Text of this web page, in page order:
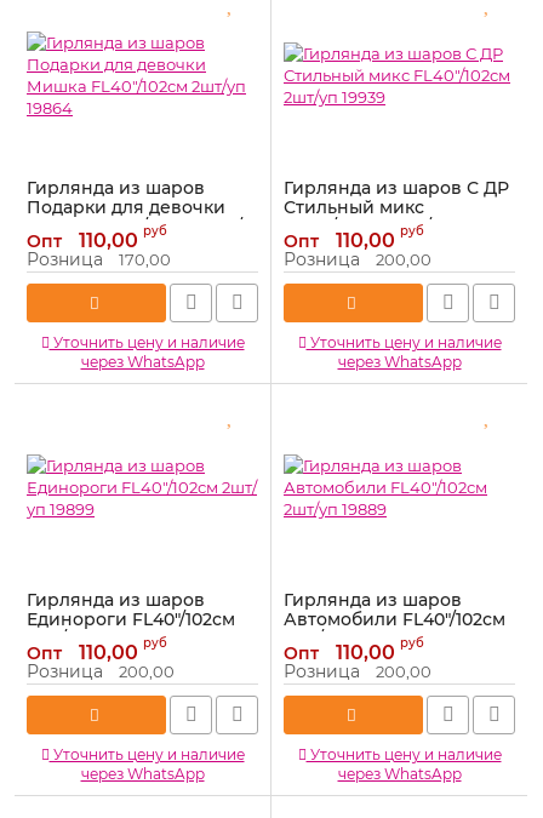
Гирлянда из шаров
Подарки для девочки
Мишка FL40"/102см 2шт/
уп 19864
Артикул: 19864
Опт 110,00 руб
Розница 170,00
Уточнить цену и наличие
через WhatsApp
Гирлянда из шаров С ДР
Стильный микс
FL40"/102см 2шт/уп 19939
Артикул: 19939
Опт 110,00 руб
Розница 200,00
Уточнить цену и наличие
через WhatsApp
Гирлянда из шаров
Единороги FL40"/102см
2шт/уп 19899
Артикул: 19899
Опт 110,00 руб
Розница 200,00
Уточнить цену и наличие
через WhatsApp
Гирлянда из шаров
Автомобили FL40"/102см
2шт/уп 19889
Артикул: 19889
Опт 110,00 руб
Розница 200,00
Уточнить цену и наличие
через WhatsApp